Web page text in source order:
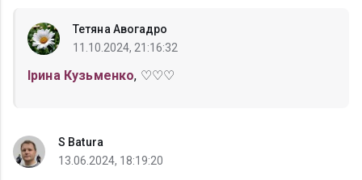
Тетяна Авогадро
11.10.2024, 21:16:32
Ірина Кузьменко, ♡♡♡
S Batura
13.06.2024, 18:19:20